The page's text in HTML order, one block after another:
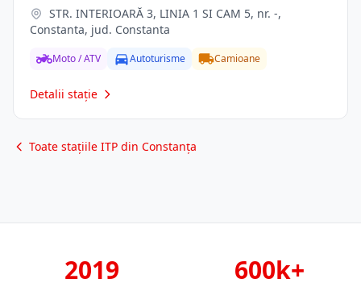
Constanta, jud. Constanta
Moto / ATV Autoturisme Camioane
Detalii stație
Toate stațiile ITP din Constanța
2019 600k+